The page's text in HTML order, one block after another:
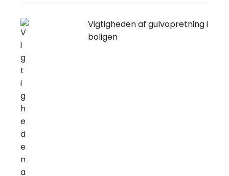
Vigtigheden af gulvopretning i
boligen